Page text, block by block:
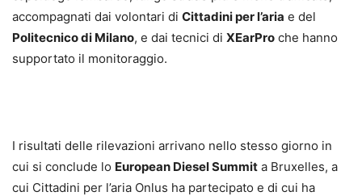
accompagnati dai volontari di Cittadini per l’aria e del
Politecnico di Milano, e dai tecnici di XEarPro che hanno
supportato il monitoraggio.
I risultati delle rilevazioni arrivano nello stesso giorno in
cui si conclude lo European Diesel Summit a Bruxelles, a
cui Cittadini per l’aria Onlus ha partecipato e di cui ha